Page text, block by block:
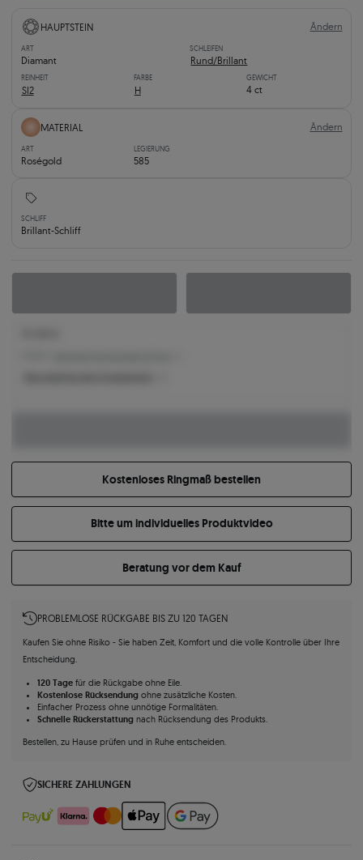
HAUPTSTEIN Ändern
ART
Diamant
SCHLEIFEN
Rund/Brillant
REINHEIT
SI2
FARBE
H
GEWICHT
4 ct
MATERIAL Ändern
ART
Roségold
LEGIERUNG
585
SCHLIFF
Brillant-Schliff
Kostenloses Ringmaß bestellen
Bitte um individuelles Produktvideo
Beratung vor dem Kauf
PROBLEMLOSE RÜCKGABE BIS ZU 120 TAGEN
Kaufen Sie ohne Risiko - Sie haben Zeit, Komfort und die volle Kontrolle über Ihre
Entscheidung.
120 Tagefür die Rückgabe ohne Eile.
Kostenlose Rücksendungohne zusätzliche Kosten.
Einfacher Prozess ohne unnötige Formalitäten.
Schnelle Rückerstattungnach Rücksendung des Produkts.
Bestellen, zu Hause prüfen und in Ruhe entscheiden.
SICHERE ZAHLUNGEN